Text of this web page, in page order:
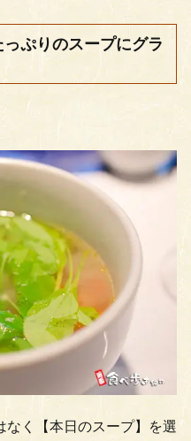
ぷりのスープにグラ
なく【本日のスープ】を選